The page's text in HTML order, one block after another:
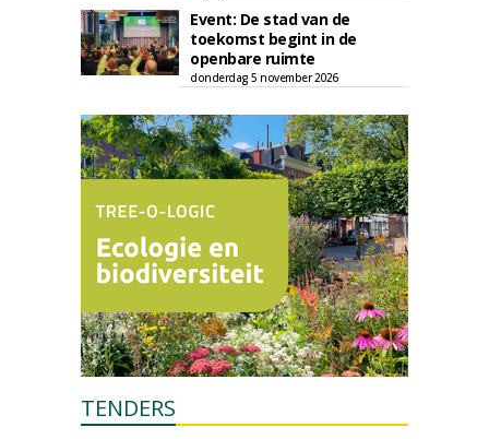
Event: De stad van de
toekomst begint in de
openbare ruimte
donderdag 5 november 2026
TENDERS